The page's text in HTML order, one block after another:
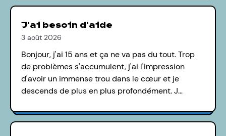
J'ai besoin d'aide
3 août 2026
Bonjour, j'ai 15 ans et ça ne va pas du tout. Trop
de problèmes s'accumulent, j'ai l'impression
d'avoir un immense trou dans le cœur et je
descends de plus en plus profondément. J…